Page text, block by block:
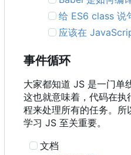
给 ES6 class 说
应该在
事件循环
大家都知道 JS 是一门单
这也就意味着，代码在
程来处理所有的任务。所
学习 JS 至关重要。
文档